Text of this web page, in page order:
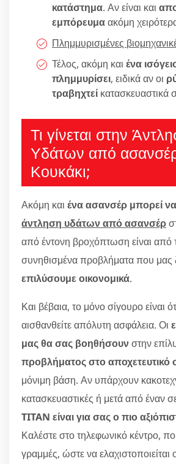
κατάστημα. Αν είναι και
εμπόρευμαακόμη
Πλημμυρισμένες
Τέλος, ακόμη και ένα
πλημμυρίσει, ειδικά αν οι
τραβηχτεί κατασκευαστικά
Τι γίνεται στην
Υδάτων από
Κουκάκι;
Ακόμη και ένα ασανσέρ μπορεί
άντληση υδάτων από ασανσέρ
από έντονη βροχόπτωση είναι από
συνηθισμένα προβλήματα που μας
επιλύσουμε οικονομικά.
Και βέβαια, το μόνο σίγουρο είναι
αισθανθείτε απόλυτη ασφάλεια. Οι
μας θα σας βοηθήσουνστην
προβλήματος στο αποχετευτικό
μόνιμη βάση. Αν υπάρχουν
κατασκευαστικές ή μετά από έναν
TITAN είναι για σας ο πιο
Καλέστε στο τηλεφωνικό κέντρο,
γραμμές, ώστε να ελαχιστοποιείται